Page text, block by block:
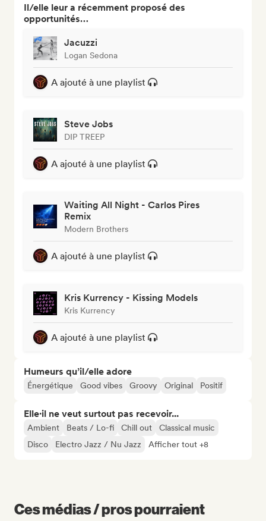
Il/elle leur a récemment proposé des
opportunités…
Jacuzzi
Logan Sedona
A ajouté à une playlist
Steve Jobs
DIP TREEP
A ajouté à une playlist
Waiting All Night - Carlos Pires
Remix
Modern Brothers
A ajouté à une playlist
Kris Kurrency - Kissing Models
Kris Kurrency
A ajouté à une playlist
Humeurs qu’il/elle adore
Énergétique Good vibes Groovy Original Positif
Elle·il ne veut surtout pas recevoir...
Ambient Beats / Lo-fi Chill out
Classical music
Disco
Electro Jazz / Nu Jazz Afficher tout +8
Ces médias / pros pourraient